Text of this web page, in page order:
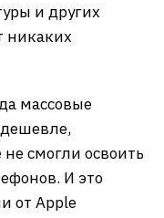
и других
никаких
массовые
дешевле,
смогли освоить
И это
от Apple